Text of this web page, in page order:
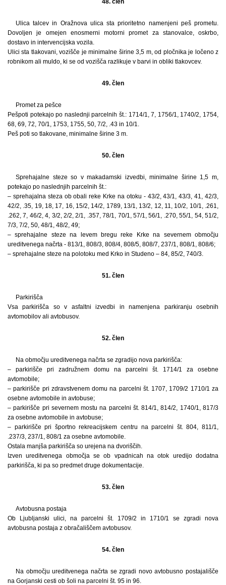
Ulica talcev in Oražnova ulica sta prioritetno namenjeni peš prometu.
Dovoljen je omejen enosmerni motorni promet za stanovalce, oskrbo,
dostavo in intervencijska vozila.
Ulici sta tlakovani, vozišče je minimalne širine 3,5 m, od pločnika je ločeno z
robnikom ali muldo, ki se od vozišča razlikuje v barvi in obliki tlakovcev.
49. člen
Promet za pešce
Pešpoti potekajo po naslednji parcelnih št.: 1714/1, 7, 1756/1, 1740/2, 1754,
68, 69, 72, 70/1, 1753, 1755, 50, 7/2, .43 in 10/1.
Peš poti so tlakovane, minimalne širine 3 m.
50. člen
Sprehajalne steze so v makadamski izvedbi, minimalne širine 1,5 m,
potekajo po naslednjih parcelnih št.:
– sprehajalna steza ob obali reke Krke na otoku - 43/2, 43/1, 43/3, 41, 42/3,
42/2, .35, 19, 18, 17, 16, 15/2, 14/2, 1789, 13/1, 13/2, 12, 11, 10/2, 10/1, .261,
.262, 7, 46/2, 4, 3/2, 2/2, 2/1, .357, 78/1, 70/1, 57/1, 56/1, .270, 55/1, 54, 51/2,
7/3, 7/2, 50, 48/1, 48/2, 49;
– sprehajalne steze na levem bregu reke Krke na severnem območju
ureditvenega načrta - 813/1, 808/3, 808/4, 808/5, 808/7, 237/1, 808/1, 808/6;
– sprehajalne steze na polotoku med Krko in Studeno – 84, 85/2, 740/3.
51. člen
Parkirišča
Vsa parkirišča so v asfaltni izvedbi in namenjena parkiranju osebnih
avtomobilov ali avtobusov.
52. člen
Na območju ureditvenega načrta se zgradijo nova parkirišča:
– parkirišče pri zadružnem domu na parcelni št. 1714/1 za osebne
avtomobile;
– parkirišče pri zdravstvenem domu na parcelni št. 1707, 1709/2 1710/1 za
osebne avtomobile in avtobuse;
– parkirišče pri severnem mostu na parcelni št. 814/1, 814/2, 1740/1, 817/3
za osebne avtomobile in avtobuse;
– parkirišče pri športno rekreacijskem centru na parcelni št. 804, 811/1,
.237/3, 237/1, 808/1 za osebne avtomobile.
Ostala manjša parkirišča so urejena na dvoriščih.
Izven ureditvenega območja se ob vpadnicah na otok uredijo dodatna
parkirišča, ki pa so predmet druge dokumentacije.
53. člen
Avtobusna postaja
Ob Ljubljanski ulici, na parcelni št. 1709/2 in 1710/1 se zgradi nova
avtobusna postaja z obračališčem avtobusov.
54. člen
Na območju ureditvenega načrta se zgradi novo avtobusno postajališče
na Gorjanski cesti ob šoli na parcelni št. 95 in 96.